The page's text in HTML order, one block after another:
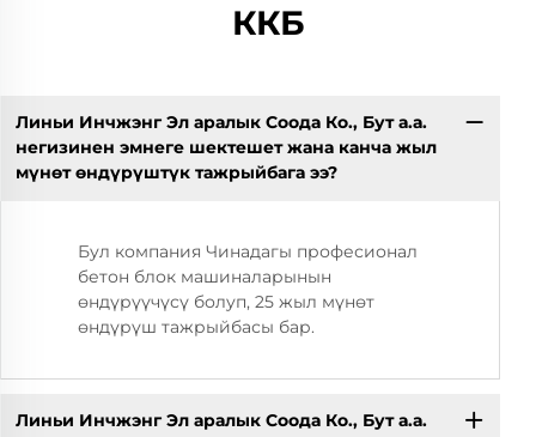
ККБ
Линьи Инчжэнг Эл аралык Соода Ко., Бут а.а.
негизинен эмнеге шектешет жана канча жыл
мүнөт өндүрүштүк тажрыйбага ээ?
Бул компания Чинадагы професионал
бетон блок машиналарынын
өндүрүүчүсү болуп, 25 жыл мүнөт
өндүрүш тажрыйбасы бар.
Линьи Инчжэнг Эл аралык Соода Ко., Бут а.а.